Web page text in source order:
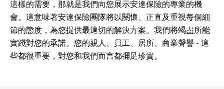
這樣的需要，那就是我們向您展示安達保險的專業的機
會。這意味著安達保險團隊將以關懷、正直及重視每個細
節的態度，為您提供最適切的解決方案。我們將竭盡所能
實踐對您的承諾。您的親人、員工、居所、商業聲譽 - 這
些都很重要，對您和我們而言都彌足珍貴。